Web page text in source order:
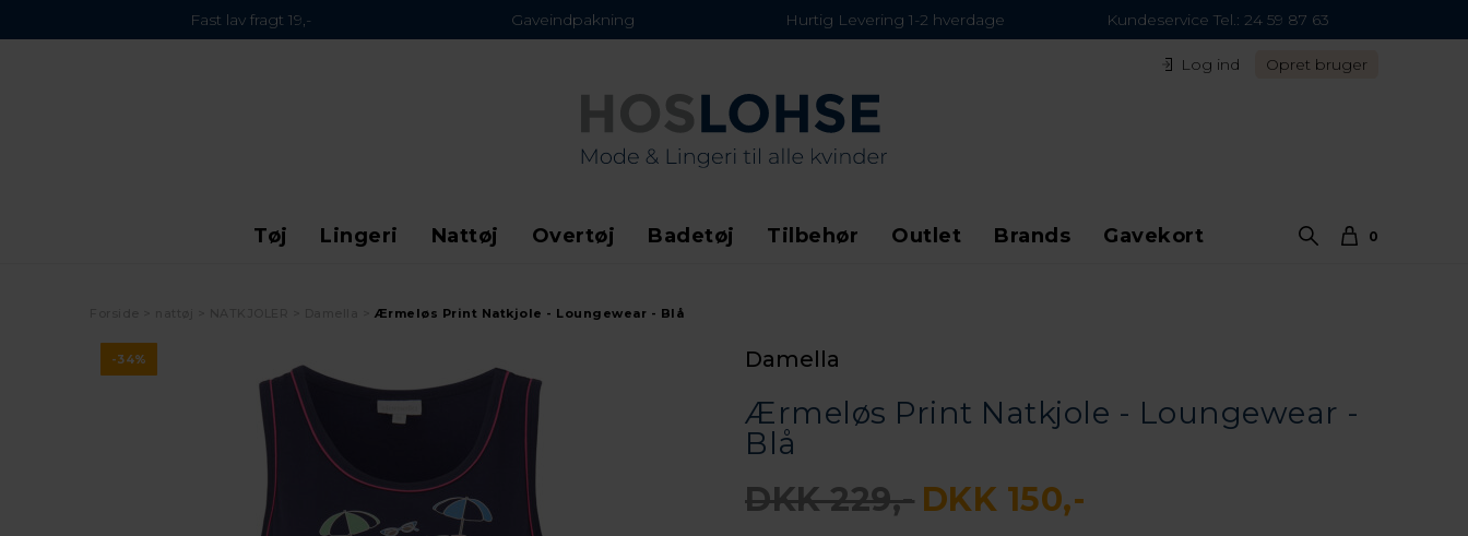
Fast lav fragt 19,- Gaveindpakning Hurtig Levering 1-2 hverdage Kundeservice Tel.: 24 59 87 63
Log ind Opret bruger
Tøj Lingeri Nattøj Overtøj Badetøj Tilbehør Outlet Brands Gavekort 0
Ærmeløs Print Natkjole - Loungewear - Blå
-34% Damella
Ærmeløs Print Natkjole - Loungewear -
Blå
DKK 229,- DKK 150,-